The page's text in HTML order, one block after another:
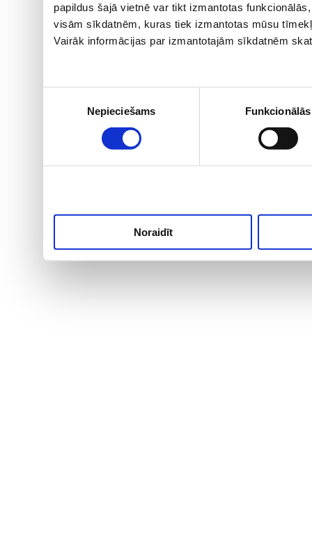
papildus šajā vietnē var tikt izmantotas
visām sīkdatnēm, kuras tiek izmantotas mūsu
Vairāk informācijas par izmantotajām sīkdatnēm
Nepieciešams Funkcionālās
Noraidīt